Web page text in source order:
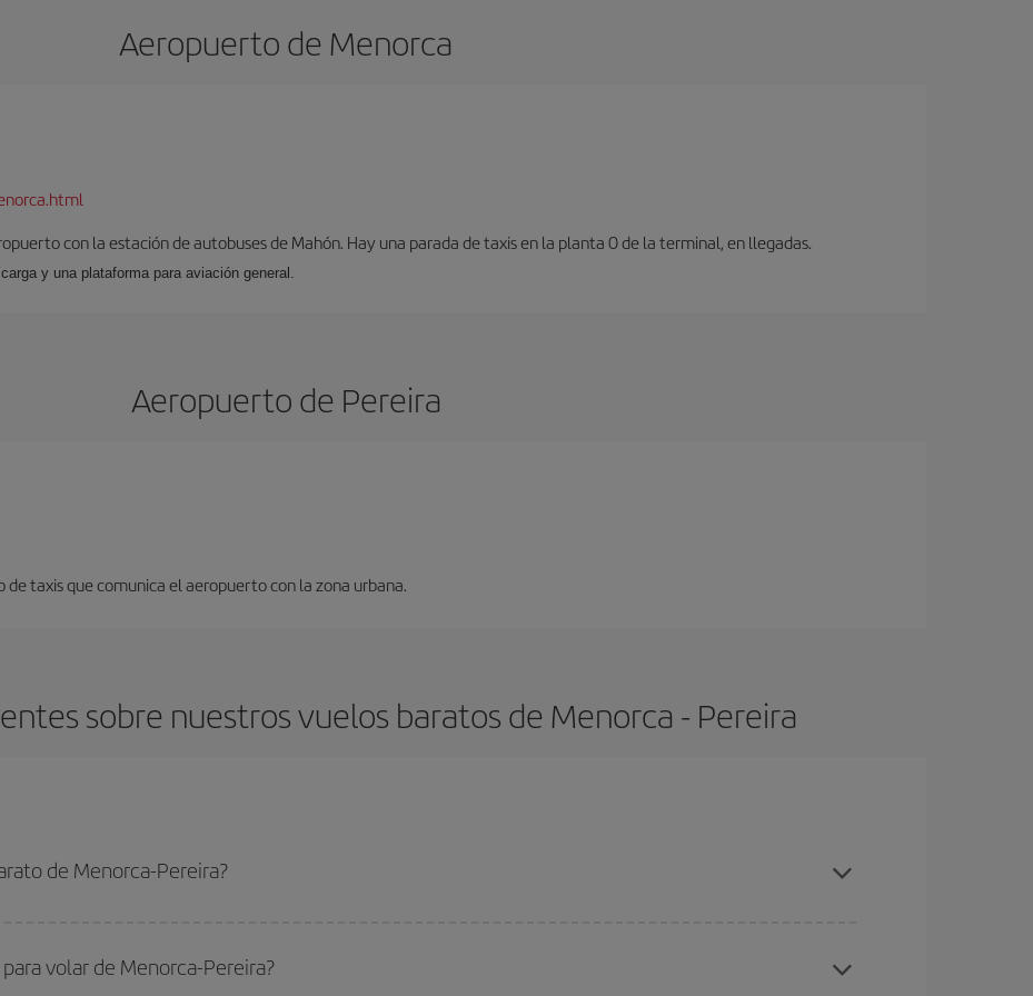
Aeropuerto de Menorca
con la estación de autobuses de Mahón. Hay una parada de taxis en la planta 0 de la terminal, en llegadas.
y una plataforma para aviación general.
Aeropuerto de Pereira
de taxis que comunica el aeropuerto con la zona urbana.
sobre nuestros vuelos baratos de Menorca - Pereira
de Menorca-Pereira?
volar de Menorca-Pereira?